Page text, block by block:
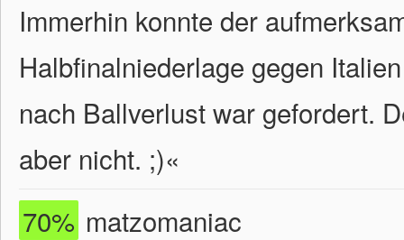
Immerhin konnte der
Halbfinalniederlage gegen
nach Ballverlust war gefordert.
aber nicht. ;)«
70% matzomaniac